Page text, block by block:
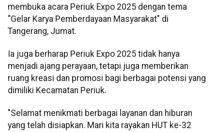
membuka acara Periuk Expo 2025 dengan tema
"Gelar Karya Pemberdayaan Masyarakat" di
Tangerang, Jumat.
Ia juga berharap Periuk Expo 2025 tidak hanya
menjadi ajang perayaan, tetapi juga memberikan
ruang kreasi dan promosi bagi berbagai potensi yang
dimiliki Kecamatan Periuk.
"Selamat menikmati berbagai layanan dan hiburan
yang telah disiapkan. Mari kita rayakan HUT ke-32